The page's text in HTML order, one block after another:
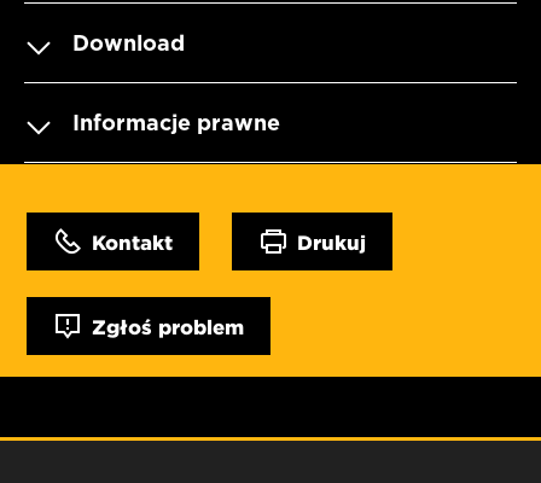
Download
Informacje prawne
Kontakt Drukuj
Zgłoś problem